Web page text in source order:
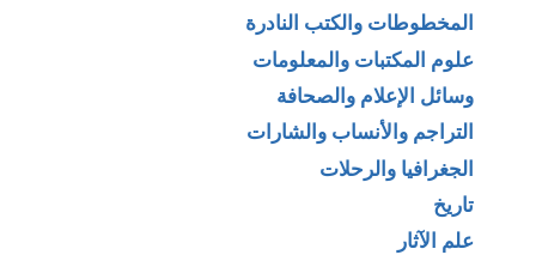
المخطوطات والكتب النادرة
علوم المكتبات والمعلومات
وسائل الإعلام والصحافة
التراجم والأنساب والشارات
الجغرافيا والرحلات
تاريخ
علم الآثار